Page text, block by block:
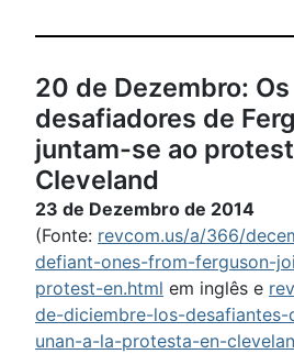
20 de Dezembro: Os
desafiadores de
juntam-se ao
Cleveland
23 de Dezembro de 2014
(Fonte: revcom.us/a/366/
defiant-ones-from-ferguson-
protest-en.html em inglês e
de-diciembre-los-
unan-a-la-protesta-en-